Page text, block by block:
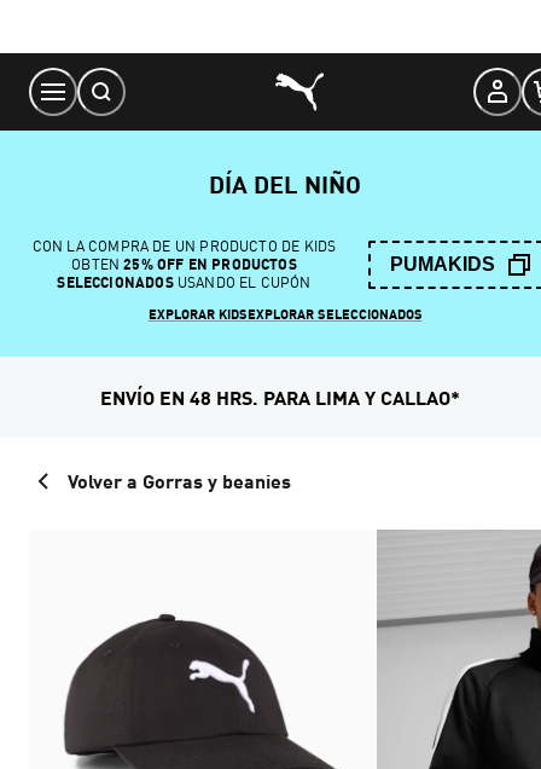
Content
DÍA DEL NIÑO
CON LA COMPRA DE UN PRODUCTO DE KIDS
OBTEN 25% OFF EN PRODUCTOS
SELECCIONADOSUSANDO EL CUPÓN
PUMAKIDS
EXPLORAR KIDSEXPLORAR SELECCIONADOS
ENVÍO EN 48 HRS. PARA LIMA Y CALLAO*
Volver a Gorras y beanies